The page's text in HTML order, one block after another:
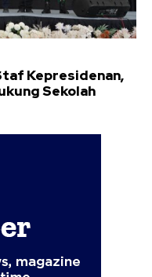
Kepresidenan,
Sekolah